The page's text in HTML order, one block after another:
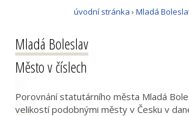
úvodní stránka › Mladá
Mladá Boleslav
Město v číslech
Porovnání statutárního města Mladá
velikostí podobnými městy v Česku v